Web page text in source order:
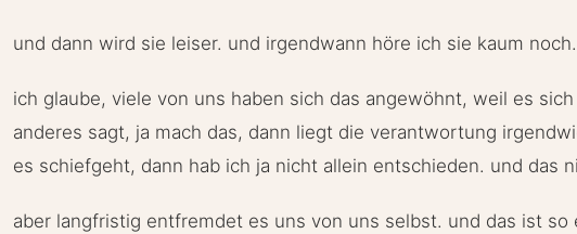
und dann wird sie leiser. und irgendwann höre ich sie kaum noch.
ich glaube, viele von uns haben sich das angewöhnt, weil es
anderes sagt, ja mach das, dann liegt die verantwortung
es schiefgeht, dann hab ich ja nicht allein entschieden. und das
aber langfristig entfremdet es uns von uns selbst. und das ist so